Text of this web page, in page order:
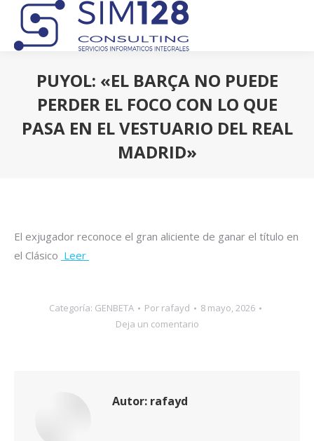
PUYOL: «EL BARÇA NO PUEDE
PERDER EL FOCO CON LO QUE
PASA EN EL VESTUARIO DEL REAL
MADRID»
El exjugador reconoce el gran aliciente de ganar el título en
el Clásico Leer
Categoría: GENBETA Por rafayd
8 mayo, 2026
Deja un comentario
Autor: rafayd